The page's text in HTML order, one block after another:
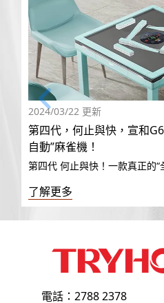
2024/03/22 更新
第四代，何止與快，宣和
自動”麻雀機！
第四代 何止與快！一款真正的“
了解更多
電話：2788 2378